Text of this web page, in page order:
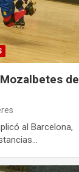
de
al Barcelona,